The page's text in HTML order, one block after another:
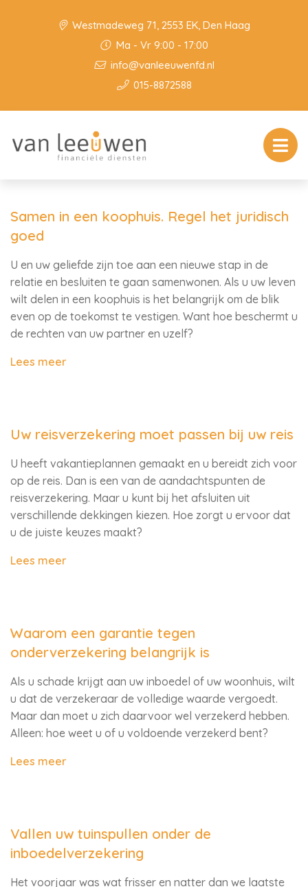
Westmadeweg 71, 2553 EK, Den Haag
Ma - Vr 9:00 - 17:00
info@vanleeuwenfd.nl
015-8872588
Samen in een koophuis. Regel het juridisch
goed
U en uw geliefde zijn toe aan een nieuwe stap in de
relatie en besluiten te gaan samenwonen. Als u uw leven
wilt delen in een koophuis is het belangrijk om de blik
even op de toekomst te vestigen. Want hoe beschermt u
de rechten van uw partner en uzelf?
Lees meer
Uw reisverzekering moet passen bij uw reis
U heeft vakantieplannen gemaakt en u bereidt zich voor
op de reis. Dan is een van de aandachtspunten de
reisverzekering. Maar u kunt bij het afsluiten uit
verschillende dekkingen kiezen. Hoe zorgt u ervoor dat
u de juiste keuzes maakt?
Lees meer
Waarom een garantie tegen
onderverzekering belangrijk is
Als u schade krijgt aan uw inboedel of uw woonhuis, wilt
u dat de verzekeraar de volledige waarde vergoedt.
Maar dan moet u zich daarvoor wel verzekerd hebben.
Alleen: hoe weet u of u voldoende verzekerd bent?
Lees meer
Vallen uw tuinspullen onder de
inboedelverzekering
Het voorjaar was wat frisser en natter dan we laatste